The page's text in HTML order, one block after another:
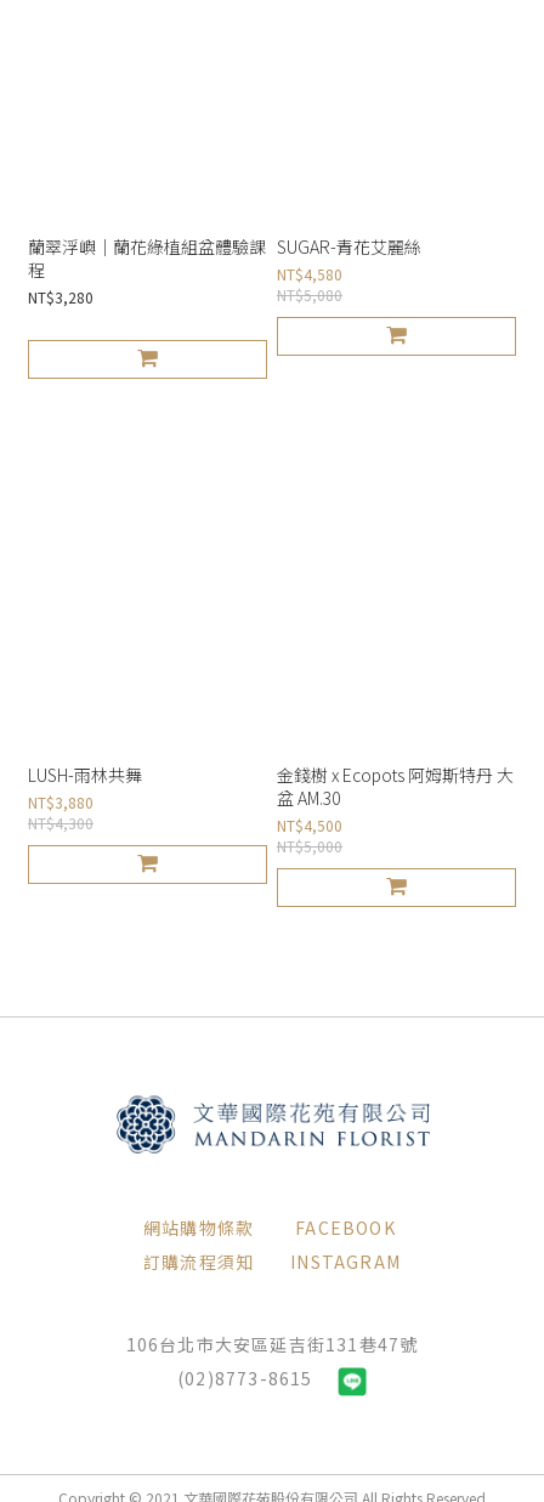
蘭翠浮嶼｜蘭花綠植組盆體驗課
程
NT$3,280
SUGAR-青花艾麗絲
NT$4,580
NT$5,080
LUSH-雨林共舞
NT$3,880
NT$4,300
金錢樹 x Ecopots 阿姆斯特丹 大
盆 AM.30
NT$4,500
NT$5,000
網站購物條款
訂購流程須知
FACEBOOK
INSTAGRAM
106台北市大安區延吉街131巷47號
(02)8773-8615
Copyright © 2021 文華國際花苑股份有限公司 All Rights Reserved